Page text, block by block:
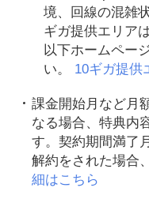
境、回線の混雑
ギガ提供エリア
以下ホームペー
い。 10ギガ提供
課金開始月など月
なる場合、特典内
す。契約期間満了
解約をされた場合
細はこちら